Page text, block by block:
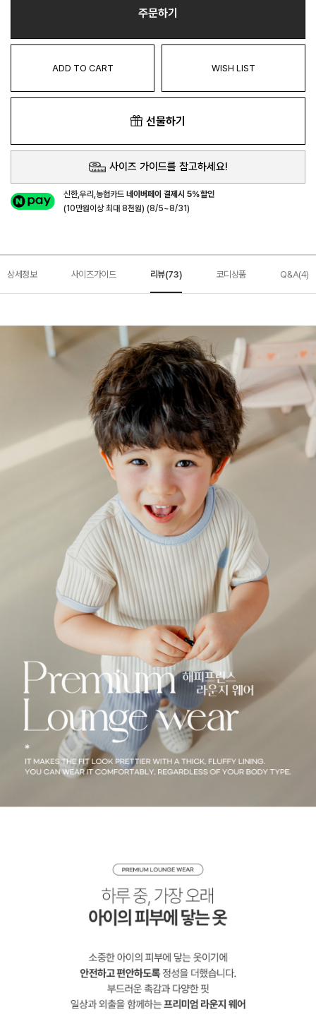
주문하기
ADD TO CART WISH LIST
선물하기
사이즈 가이드를 참고하세요!
신한,우리,농협카드네이버페이 결제시 5%할인
(10만원이상 최대 8천원) (8/5~8/31)
상세정보 사이즈가이드 리뷰(73) 코디상품 Q&A(4)